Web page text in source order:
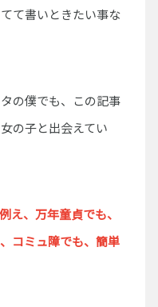
て書いときたい事な
の僕でも、この記事
の子と出会えてい
え、 万年童貞でも、
コミュ障でも、 簡単